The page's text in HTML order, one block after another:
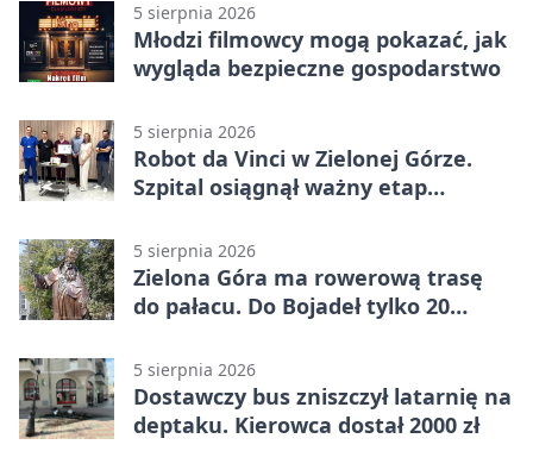
5 sierpnia 2026
Młodzi filmowcy mogą pokazać, jak
wygląda bezpieczne gospodarstwo
5 sierpnia 2026
Robot da Vinci w Zielonej Górze.
Szpital osiągnął ważny etap
5 sierpnia 2026
Zielona Góra ma rowerową trasę
do pałacu. Do Bojadeł tylko 20
5 sierpnia 2026
Dostawczy bus zniszczył latarnię na
deptaku. Kierowca dostał 2000 zł